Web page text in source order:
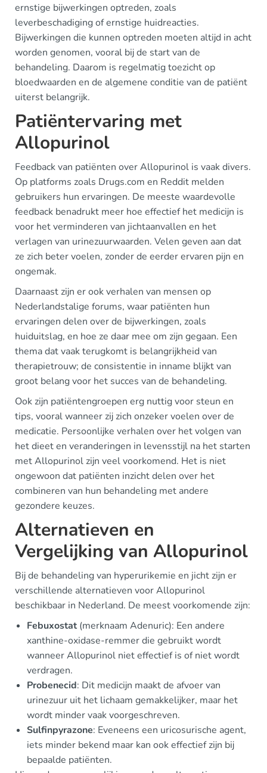
ernstige bijwerkingen optreden, zoals
leverbeschadiging of ernstige huidreacties.
Bijwerkingen die kunnen optreden moeten altijd in acht
worden genomen, vooral bij de start van de
behandeling. Daarom is regelmatig toezicht op
bloedwaarden en de algemene conditie van de patiënt
uiterst belangrijk.
Patiëntervaring met
Allopurinol
Feedback van patiënten over Allopurinol is vaak divers.
Op platforms zoals Drugs.com en Reddit melden
gebruikers hun ervaringen. De meeste waardevolle
feedback benadrukt meer hoe effectief het medicijn is
voor het verminderen van jichtaanvallen en het
verlagen van urinezuurwaarden. Velen geven aan dat
ze zich beter voelen, zonder de eerder ervaren pijn en
ongemak.
Daarnaast zijn er ook verhalen van mensen op
Nederlandstalige forums, waar patiënten hun
ervaringen delen over de bijwerkingen, zoals
huiduitslag, en hoe ze daar mee om zijn gegaan. Een
thema dat vaak terugkomt is belangrijkheid van
therapietrouw; de consistentie in inname blijkt van
groot belang voor het succes van de behandeling.
Ook zijn patiëntengroepen erg nuttig voor steun en
tips, vooral wanneer zij zich onzeker voelen over de
medicatie. Persoonlijke verhalen over het volgen van
het dieet en veranderingen in levensstijl na het starten
met Allopurinol zijn veel voorkomend. Het is niet
ongewoon dat patiënten inzicht delen over het
combineren van hun behandeling met andere
gezondere keuzes.
Alternatieven en
Vergelijking van Allopurinol
Bij de behandeling van hyperurikemie en jicht zijn er
verschillende alternatieven voor Allopurinol
beschikbaar in Nederland. De meest voorkomende zijn:
Febuxostat(merknaam Adenuric): Een andere
xanthine-oxidase-remmer die gebruikt wordt
wanneer Allopurinol niet effectief is of niet wordt
verdragen.
Probenecid: Dit medicijn maakt de afvoer van
urinezuur uit het lichaam gemakkelijker, maar het
wordt minder vaak voorgeschreven.
Sulfinpyrazone: Eveneens een uricosurische agent,
iets minder bekend maar kan ook effectief zijn bij
bepaalde patiënten.